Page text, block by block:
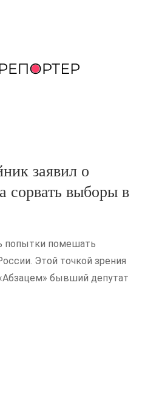
заявил о
сорвать выборы в
попытки помешать
Этой точкой зрения
бывший депутат